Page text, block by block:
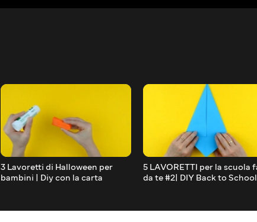
3 Lavoretti di Halloween per
bambini | Diy con la carta
5 LAVORETTI per la scuola
da te #2| DIY Back to School